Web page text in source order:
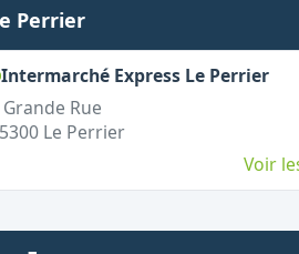
Perrier
Intermarché Express Le Perrier,
Rue
Le Perrier
Voir